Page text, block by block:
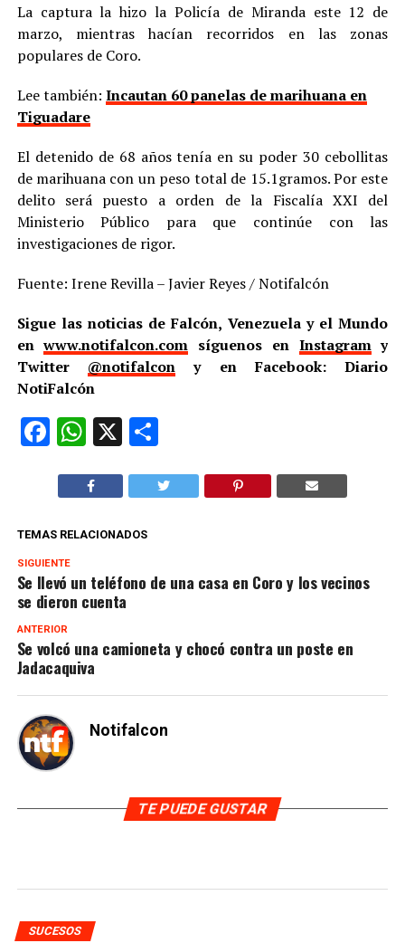
La captura la hizo la Policía de Miranda este 12 de
marzo, mientras hacían recorridos en las zonas
populares de Coro.
Lee también: Incautan 60 panelas de marihuana en
Tiguadare
El detenido de 68 años tenía en su poder 30 cebollitas
de marihuana con un peso total de 15.1gramos. Por este
delito será puesto a orden de la Fiscalía XXI del
Ministerio Público para que continúe con las
investigaciones de rigor.
Fuente: Irene Revilla – Javier Reyes / Notifalcón
Sigue las noticias de Falcón, Venezuela y el Mundo
enwww.notifalcon.com síguenos en Instagramy
Twitter @notifalcon y en Facebook: Diario
NotiFalcón
Facebook
WhatsApp
X Compartir
TEMAS RELACIONADOS
SIGUIENTE
Se llevó un teléfono de una casa en Coro y los vecinos
se dieron cuenta
ANTERIOR
Se volcó una camioneta y chocó contra un poste en
Jadacaquiva
Notifalcon
TE PUEDE GUSTAR
SUCESOS